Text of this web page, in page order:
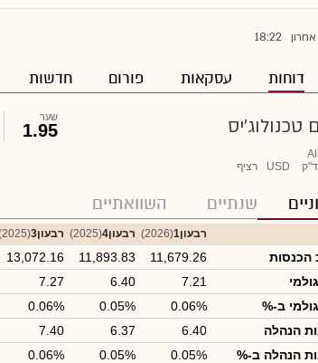
18:22
דוחות עסקאות פורום חדשות
טכנולוג'יס
USD רציף
שער
1.95
שנתיים השוואתיים
רבעון1 (2026) רבעון4 (2025) רבעון3 (2025)
הכנסות 11,679.26
11,893.83
13,072.16
7.21
6.40
7.27
ב-%
0.06%
0.05%
0.06%
הנהלה
6.40
6.37
7.40
הנהלה ב-%
0.05%
0.05%
0.06%